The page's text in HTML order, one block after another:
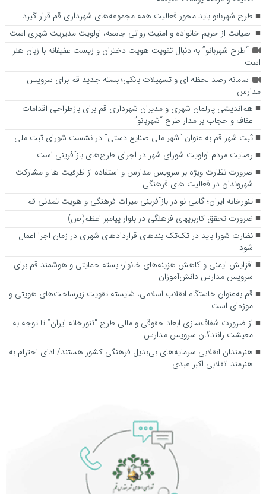
طرح شهربانو باید محور فعالیت همه مجموعه‌های شهرداری قم قرار گیرد
صیانت از حریم خانواده و امنیت روانی جامعه، اولویت مدیریت شهری است
“طرح شهربانو” به دنبال تقویت هویت دختران و زیست عفیفانه با زبان هنر
است
سامانه رصد لحظه ای و تسهیلات بانکی؛ بسته جدید قم برای سرویس
مدارس
هم‌اندیشی پارلمان شهری و مدیران شهرداری قم برای بازطراحی اقدامات
عفاف و حجاب بر مدار طرح “شهربانو”
ثبت شهر قم به عنوان “شهر ملی صنایع دستی” در نشست شورای ثبت ملی
رضایت مردم اولویت شورای شهر در اجرای طرح‌های بازآفرینی است
ضرورت نظارت ویژه بر سرویس مدارس و استفاده از ظرفیت ها و مشارکت
شهروندان در فعالیت های فرهنگی
تنورخانه ایران؛ گامی نو در بازآفرینی میراث فرهنگی و هویت تمدنی قم
ضرورت تحقق کاربری­های فرهنگی در بلوار پیامبر اعظم(ص)
نظارت شورا باید در تک‌تک بندهای قراردادهای شهری در زمان اجرا اعمال
شود
افزایش ایمنی و کاهش هزینه‌های خانوار؛ بسته حمایتی و هوشمند قم برای
سرویس مدارس دانش‌آموزان
قم به‌عنوان خاستگاه انقلاب اسلامی، شایسته تقویت زیرساخت‌های هویتی و
موزه‌ای است
از ضرورت شفاف‌سازی ابعاد حقوقی و مالی طرح “تنورخانه ایران” تا توجه به
معیشت رانندگان سرویس مدارس
هنرمندان انقلابی سرمایه‌های بی‌بدیل فرهنگی کشور هستند/ ادای احترام به
هنرمند انقلابی اکبر عبدی